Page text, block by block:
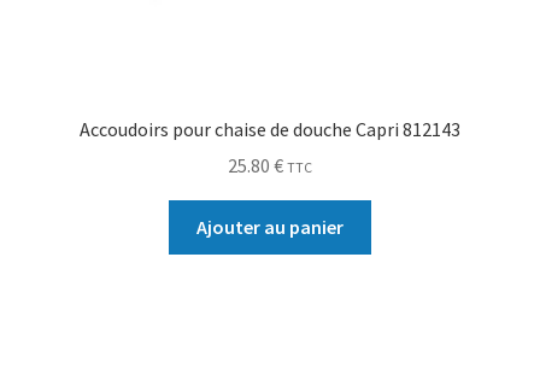
Accoudoirs pour chaise de douche Capri 812143
25.80 € TTC
Ajouter au panier